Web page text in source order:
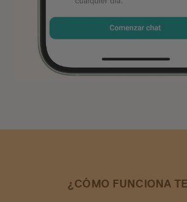
¿CÓMO FUNCIONA